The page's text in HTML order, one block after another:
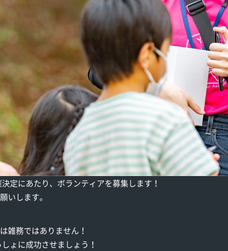
定にあたり、ボランティアを募集します！
いします。
雑務ではありません！
ょに成功させましょう！